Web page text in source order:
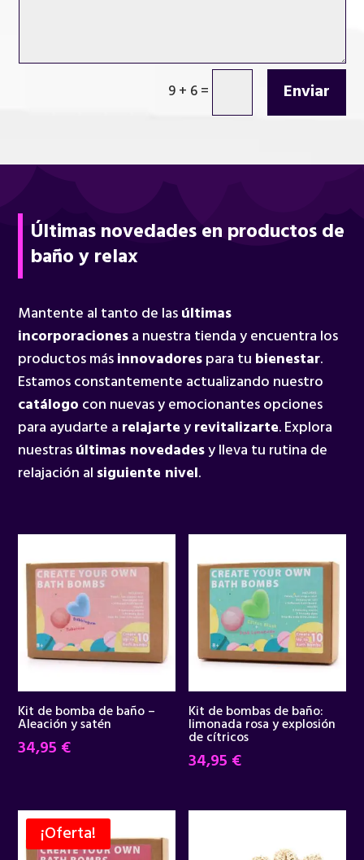
9 + 6= Enviar
Últimas novedades en productos de
baño y relax
Mantente al tanto de lasúltimas
incorporacionesa nuestra tienda y encuentra los
productos másinnovadorespara tu bienestar.
Estamos constantemente actualizando nuestro
catálogo con nuevas y emocionantes opciones
para ayudarte a relajarteyrevitalizarte. Explora
nuestrasúltimas novedadesy lleva tu rutina de
relajación al siguiente nivel.
Kit de bomba de baño –
Aleación y satén
34,95 €
Kit de bombas de baño:
limonada rosa y explosión
de cítricos
34,95 €
¡Oferta!